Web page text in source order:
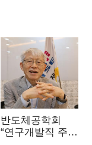
반도체공학회
“연구개발직 주